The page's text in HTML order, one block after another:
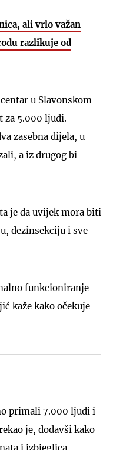
ali vrlo važan
razlikuje od
u Slavonskom
za 5.000 ljudi.
zasebna dijela, u
a iz drugog bi
je da uvijek mora biti
dezinsekciju i sve
funkcioniranje
kaže kako očekuje
primali 7.000 ljudi i
je, dodavši kako
i izbjeglica